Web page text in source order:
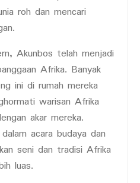
roh dan mencari
Akunbos telah menjadi
Afrika. Banyak
ini di rumah mereka
warisan Afrika
akar mereka.
acara budaya dan
seni dan tradisi Afrika
luas.